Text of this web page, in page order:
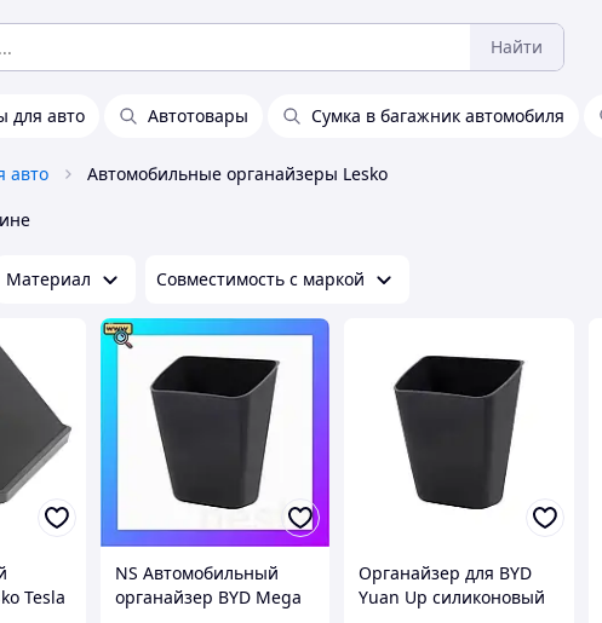
Найти
для авто Автотовары Сумка в багажник автомобиля
авто
Автомобильные органайзеры Lesko
Материал Совместимость с маркой
Tesla
NS Автомобильный
органайзер BYD Mega
Органайзер для BYD
Yuan Up силиконовый